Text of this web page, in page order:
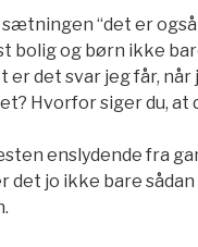
“det er også
bolig og børn ikke
det svar jeg får, når
Hvorfor siger du, at
enslydende fra
det jo ikke bare